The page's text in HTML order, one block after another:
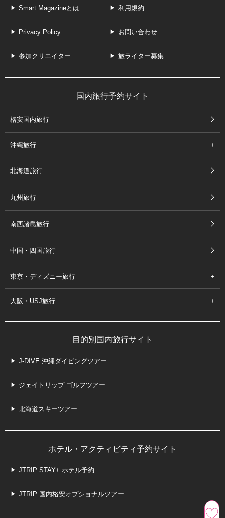
Smart Magazineとは 利用規約
Privacy Policy お問い合わせ
参加クリエイター 旅ライター募集
国内旅行予約サイト
格安国内旅行
沖縄旅行
北海道旅行
九州旅行
南西諸島旅行
中国・四国旅行
東京・ディズニー旅行
大阪・USJ旅行
目的別国内旅行サイト
J-DIVE 沖縄ダイビングツアー
ジェイトリップ ゴルフツアー
北海道スキーツアー
ホテル・アクティビティ予約サイト
JTRIP STAY+ ホテル予約
JTRIP 国内格安オプショナルツアー